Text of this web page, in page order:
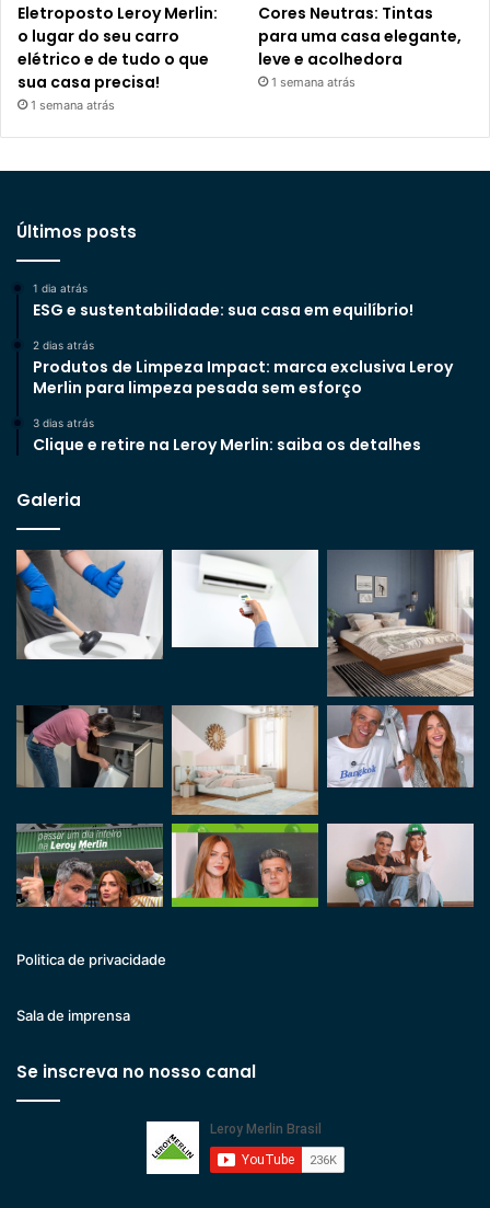
Eletroposto Leroy Merlin:
o lugar do seu carro
elétrico e de tudo o que
sua casa precisa!
1 semana atrás
Cores Neutras: Tintas
para uma casa elegante,
leve e acolhedora
1 semana atrás
Últimos posts
1 dia atrás
ESG e sustentabilidade: sua casa em equilíbrio!
2 dias atrás
Produtos de Limpeza Impact: marca exclusiva Leroy
Merlin para limpeza pesada sem esforço
3 dias atrás
Clique e retire na Leroy Merlin: saiba os detalhes
Galeria
Politica de privacidade
Sala de imprensa
Se inscreva no nosso canal